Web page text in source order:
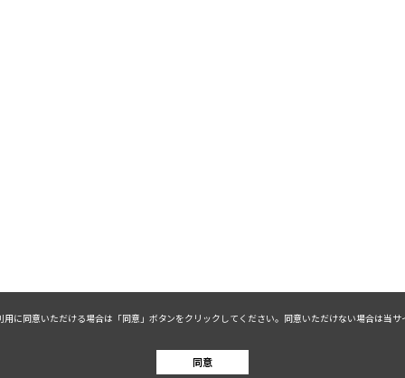
に同意いただける場合は「同意」ボタンをクリックしてください。同意いただけない場合は当
同意